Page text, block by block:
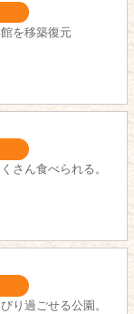
を移築復元
さん食べられる。
り過ごせる公園。